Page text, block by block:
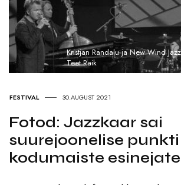
Kristjan Randalu ja New Wind
Teet Raik
FESTIVAL 30.AUGUST 2021
Fotod: Jazzkaar sai
suurejoonelise punkti
kodumaiste